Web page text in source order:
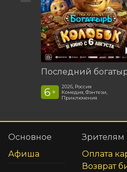
6 +
2026, Россия
Комедия, Фэнтези,
Приключения
Основное
Афиша
Зрителям
Оплата
Возврат